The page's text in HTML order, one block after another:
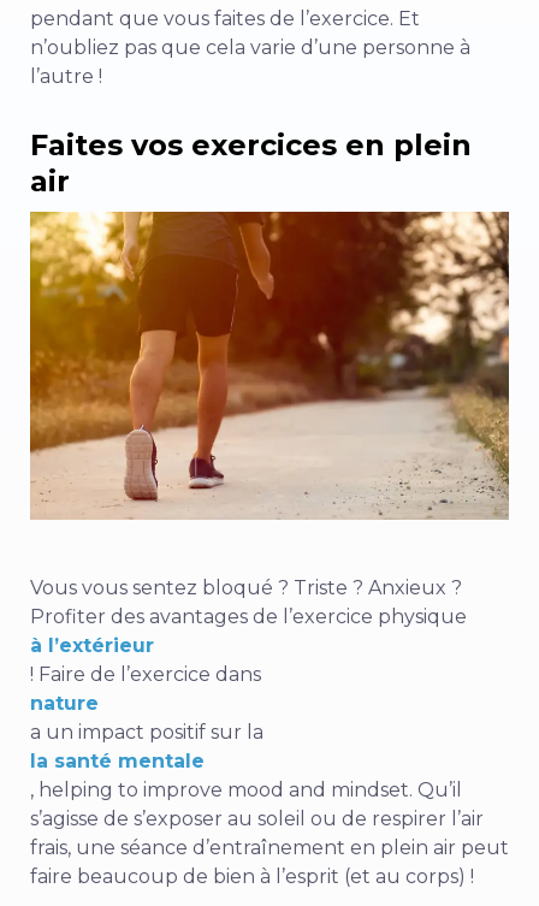
pendant que vous faites de l’exercice. Et
n’oubliez pas que cela varie d’une personne à
l’autre !
Faites vos exercices en plein
air
Vous vous sentez bloqué ? Triste ? Anxieux ?
Profiter des avantages de l’exercice physique
à l’extérieur
! Faire de l’exercice dans
nature
a un impact positif sur la
la santé mentale
, helping to improve mood and mindset. Qu’il
s’agisse de s’exposer au soleil ou de respirer l’air
frais, une séance d’entraînement en plein air peut
faire beaucoup de bien à l’esprit (et au corps) !